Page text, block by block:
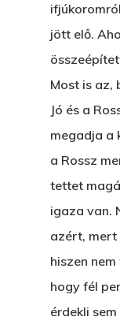
jött elő.
Most is az,
Jó és a
megadja a
a Rossz
tettet
igaza van.
azért, mert
hiszen
hogy fél
érdekli